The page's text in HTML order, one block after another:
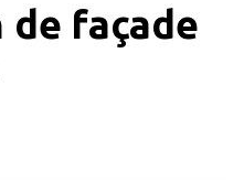
de façade